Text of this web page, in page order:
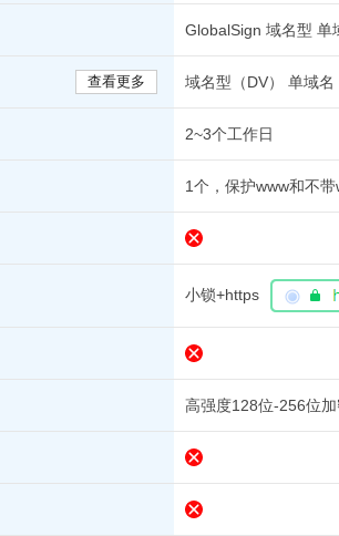
GlobalSign 域名型 单
查看更多 域名型（DV） 单域名
2~3个工作日
1个，保护www和不带
小锁+https
高强度128位-256位